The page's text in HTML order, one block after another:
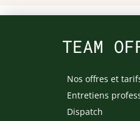
TEAM
Nos offres et
Entretiens
Dispatch